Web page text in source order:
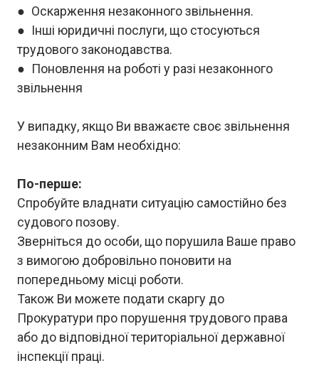
● Оскарження незаконного звільнення.
● Інші юридичні послуги, що стосуються
трудового законодавства.
● Поновлення на роботі у разі незаконного
звільнення
У випадку, якщо Ви вважаєте своє звільнення
незаконним Вам необхідно:
По-перше:
Спробуйте владнати ситуацію самостійно без
судового позову.
Зверніться до особи, що порушила Ваше право
з вимогою добровільно поновити на
попередньому місці роботи.
Також Ви можете подати скаргу до
Прокуратури про порушення трудового права
або до відповідної територіальної державної
інспекції праці.